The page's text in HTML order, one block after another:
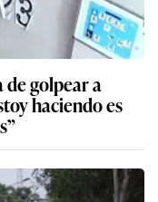
de golpear a
haciendo es